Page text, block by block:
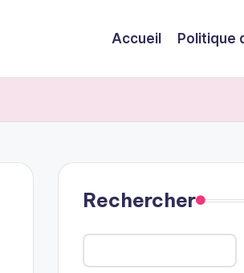
Accueil Politique
Rechercher